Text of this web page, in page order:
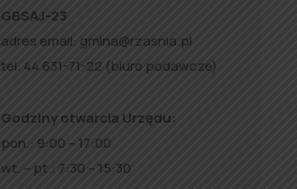
GBSAJ-23
adres email: gmina@rzasnia.pl
tel. 44 631-71-22 (biuro podawcze)
Godziny otwarcia Urzędu:
pon.: 9:00 – 17:00
wt. – pt.: 7:30 – 15:30